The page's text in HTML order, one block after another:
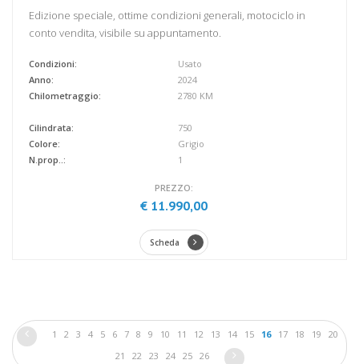
Edizione speciale, ottime condizioni generali, motociclo in
conto vendita, visibile su appuntamento.
Condizioni:
Anno:
Chilometraggio:
Usato
2024
2780 KM
Cilindrata:
Colore:
N.prop..:
750
Grigio
1
PREZZO:
€ 11.990,00
Scheda
1 2 3 4 5 6 7 8 9 10 11 12 13 14 15 16 17 18 19
20
21
22 23 24 25 26